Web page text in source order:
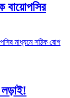
বায়োপসির
মাধ্যমে সঠিক রোগ
লড়াই!